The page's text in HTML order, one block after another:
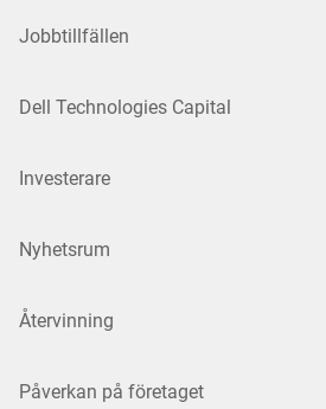
Jobbtillfällen
Dell Technologies Capital
Investerare
Nyhetsrum
Återvinning
Påverkan på företaget